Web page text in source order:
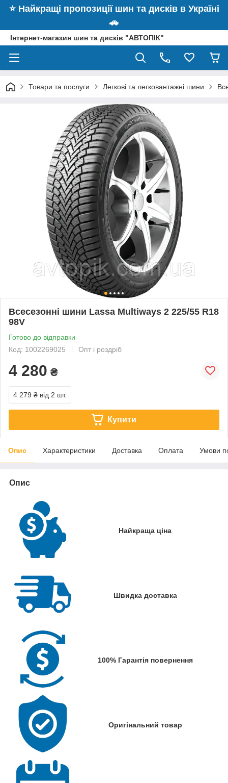
⭐️ Найкращі пропозиції шин та дисків в Україні
🚗
Інтернет-магазин шин та дисків "АВТОПІК"
Товари та послуги Легкові та легковантажні шини
Всесезонні шини Lassa Multiways 2 225/55 R18
98V
Готово до відправки
Код: 1002269025
Опт і роздріб
4 280 ₴
4 279 ₴ від 2 шт.
Купити
Опис Характеристики Доставка Оплата Умови
Опис
Найкраща ціна
Швидка доставка
100% Гарантія повернення
Оригінальний товар